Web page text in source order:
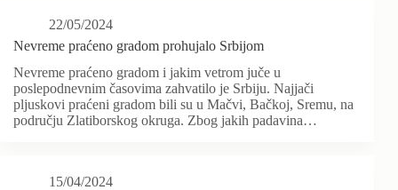
22/05/2024
Nevreme praćeno gradom prohujalo Srbijom
Nevreme praćeno gradom i jakim vetrom juče u
poslepodnevnim časovima zahvatilo je Srbiju. Najjači
pljuskovi praćeni gradom bili su u Mačvi, Bačkoj, Sremu, na
području Zlatiborskog okruga. Zbog jakih padavina…
15/04/2024